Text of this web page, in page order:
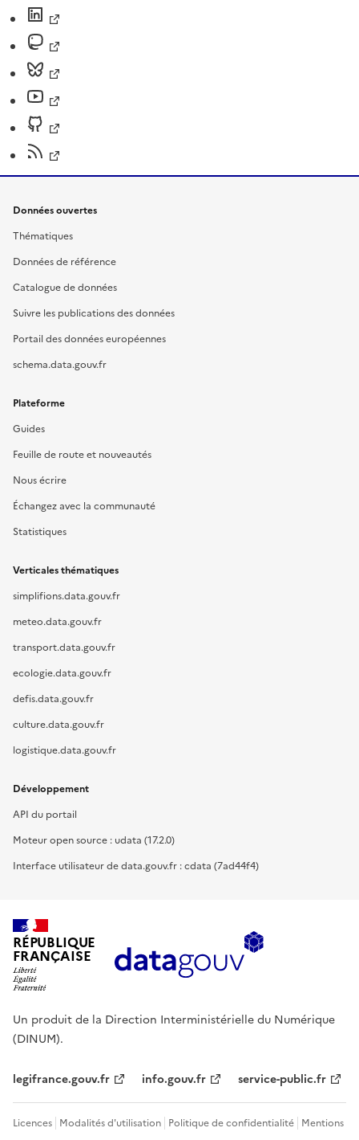
Données ouvertes
Thématiques
Données de référence
Catalogue de données
Suivre les publications des données
Portail des données européennes
schema.data.gouv.fr
Plateforme
Guides
Feuille de route et nouveautés
Nous écrire
Échangez avec la communauté
Statistiques
Verticales thématiques
simplifions.data.gouv.fr
meteo.data.gouv.fr
transport.data.gouv.fr
ecologie.data.gouv.fr
defis.data.gouv.fr
culture.data.gouv.fr
logistique.data.gouv.fr
Développement
API du portail
Moteur open source : udata (17.2.0)
Interface utilisateur de data.gouv.fr : cdata (7ad44f4)
RÉPUBLIQUE
FRANÇAISE
Un produit de la Direction Interministérielle du Numérique
(DINUM).
legifrance.gouv.fr info.gouv.fr service-public.fr
Licences Modalités d'utilisation Politique de confidentialité Mentions